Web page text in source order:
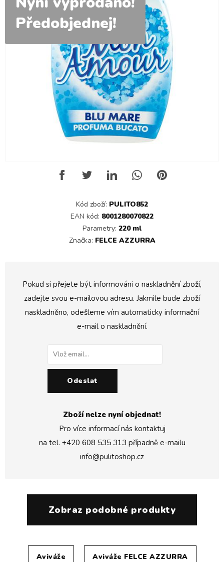
Předobjednej!
Kód zboží: PULITO852
EAN kód: 8001280070822
Parametry: 220 ml
Značka: FELCE AZZURRA
Pokud si přejete být informováni o naskladnění zboží,
zadejte svou e-mailovou adresu. Jakmile bude zboží
naskladněno, odešleme vím automaticky informační
e-mail o naskladnění.
Odeslat
Zboží nelze nyní objednat!
Pro více informací nás kontaktuj
na tel. +420 608 535 313 případně e-mailu
info@pulitoshop.cz
Zobraz podobné produkty
Aviváže Aviváže FELCE AZZURRA